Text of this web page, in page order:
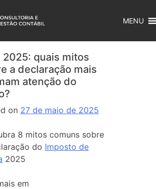
MENU
2025: quais mitos
a declaração mais
atenção do
on 27 de maio de 2025
8 mitos comuns sobre
do Imposto de
2025
em